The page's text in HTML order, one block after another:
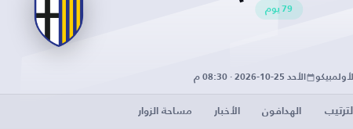
79 يوم
الأولمبيكو الأحد 25-10-2026 · 08:30 م
الترتيب الهدافون الأخبار مساحة الزوار